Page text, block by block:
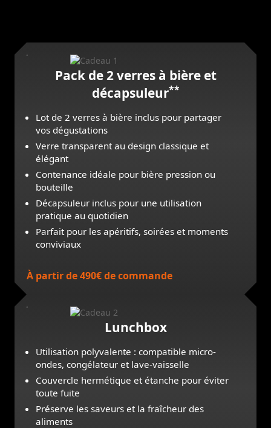
Pack de 2 verres à bière et
décapsuleur**
Lot de 2 verres à bière inclus pour partager
vos dégustations
Verre transparent au design classique et
élégant
Contenance idéale pour bière pression ou
bouteille
Décapsuleur inclus pour une utilisation
pratique au quotidien
Parfait pour les apéritifs, soirées et moments
conviviaux
À partir de 490€ de commande
Lunchbox
Utilisation polyvalente : compatible micro-
ondes, congélateur et lave-vaisselle
Couvercle hermétique et étanche pour éviter
toute fuite
Préserve les saveurs et la fraîcheur des
aliments